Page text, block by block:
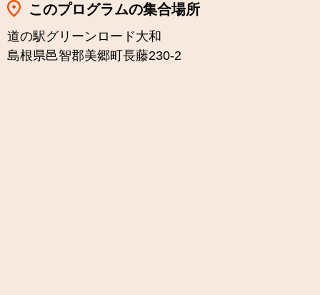
このプログラムの集合場所
道の駅グリーンロード大和
島根県邑智郡美郷町長藤230-2